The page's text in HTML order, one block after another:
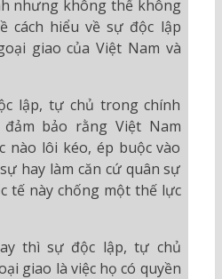
nhưng không thể không
cách hiểu về sự độc lập
giao của Việt Nam và
lập, tự chủ trong chính
bảo rằng Việt Nam
nào lôi kéo, ép buộc vào
hay làm căn cứ quân sự
tế này chống một thế lực
thì sự độc lập, tự chủ
giao là việc họ có quyền